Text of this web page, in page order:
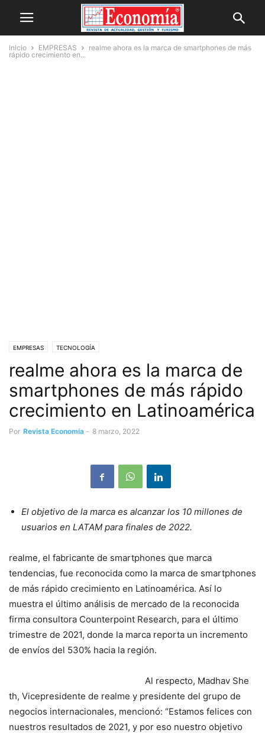
Inicio EMPRESAS
realme ahora es la marca de smartphones de más
rápido crecimiento en...
EMPRESAS TECNOLOGÍA
realme ahora es la marca de
smartphones de más rápido
crecimiento en Latinoamérica
Por Revista Economía - 8 marzo, 2022
El objetivo de la marca es alcanzar los 10 millones de
usuarios en LATAM para finales de 2022.
realme, el fabricante de smartphones que marca
tendencias, fue reconocida como la marca de smartphones
de más rápido crecimiento en Latinoamérica. Así lo
muestra el último análisis de mercado de la reconocida
firma consultora Counterpoint Research, para el último
trimestre de 2021, donde la marca reporta un incremento
de envíos del 530% hacia la región.
Al respecto, Madhav She
th, Vicepresidente de realme y presidente del grupo de
negocios internacionales, mencionó: “Estamos felices con
nuestros resultados de 2021, y por eso nuestro objetivo